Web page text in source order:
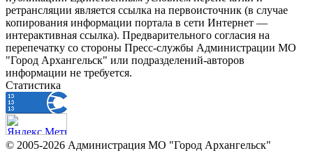
ретрансляции является ссылка на первоисточник (в случае
копирования информации портала в сети Интернет —
интерактивная ссылка). Предварительного согласия на
перепечатку со стороны Пресс-службы Администрации МО
"Город Архангельск" или подразделений-авторов
информации не требуется.
Статистика
© 2005-2026 Администрация МО "Город Архангельск"